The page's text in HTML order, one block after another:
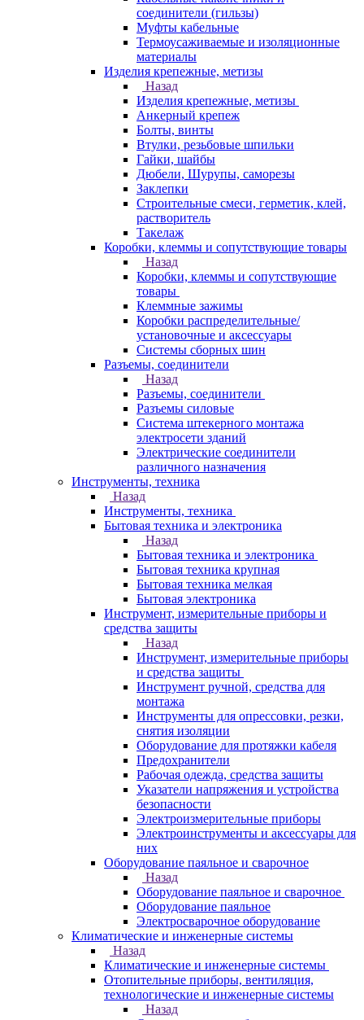
соединители (гильзы)
Муфты кабельные
Термоусаживаемые и изоляционные
материалы
Изделия крепежные, метизы
Назад
Изделия крепежные, метизы
Анкерный крепеж
Болты, винты
Втулки, резьбовые шпильки
Гайки, шайбы
Дюбели, Шурупы, саморезы
Заклепки
Строительные смеси, герметик, клей,
растворитель
Такелаж
Коробки, клеммы и сопутствующие товары
Назад
Коробки, клеммы и сопутствующие
товары
Клеммные зажимы
Коробки распределительные/
установочные и аксессуары
Системы сборных шин
Разъемы, соединители
Назад
Разъемы, соединители
Разъемы силовые
Система штекерного монтажа
электросети зданий
Электрические соединители
различного назначения
Инструменты, техника
Назад
Инструменты, техника
Бытовая техника и электроника
Назад
Бытовая техника и электроника
Бытовая техника крупная
Бытовая техника мелкая
Бытовая электроника
Инструмент, измерительные приборы и
средства защиты
Назад
Инструмент, измерительные приборы
и средства защиты
Инструмент ручной, средства для
монтажа
Инструменты для опрессовки, резки,
снятия изоляции
Оборудование для протяжки кабеля
Предохранители
Рабочая одежда, средства защиты
Указатели напряжения и устройства
безопасности
Электроизмерительные приборы
Электроинструменты и аксессуары для
них
Оборудование паяльное и сварочное
Назад
Оборудование паяльное и сварочное
Оборудование паяльное
Электросварочное оборудование
Климатические и инженерные системы
Назад
Климатические и инженерные системы
Отопительные приборы, вентиляция,
технологические и инженерные системы
Назад